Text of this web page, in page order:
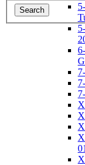
Search